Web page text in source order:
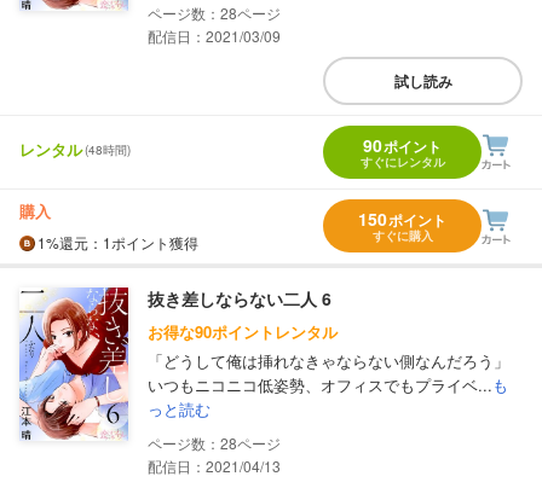
28
配信日：2021/03/09
試し読み
レンタル(48時間) 90ポイント
すぐにレンタル
購入
1%還元 ：1ポイント獲得
150ポイント
すぐに購入
抜き差しならない二人 6
お得な90ポイントレンタル
「どうして俺は挿れなきゃならない側なんだろう」
いつもニコニコ低姿勢、オフィスでもプライベ...も
っと読む
28
配信日：2021/04/13